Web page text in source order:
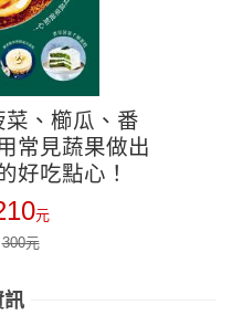
、櫛瓜、番
常見蔬果做出
好吃點心！
元
300元
訊